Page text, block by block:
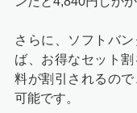
さらに、ソフトバ
ば、お得なセット
料が割引されるの
可能です。